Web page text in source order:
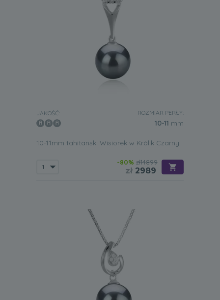
JAKOŚĆ: ROZMIAR PERŁY:
10-11 mm
10-11mm tahitanski Wisiorek w Królik Czarny
-80% zł14899
zł 2989